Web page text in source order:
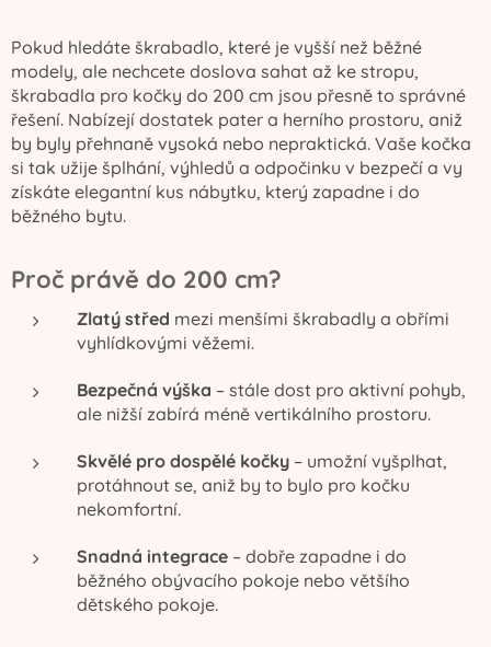
Pokud hledáte škrabadlo, které je vyšší než běžné
modely, ale nechcete doslova sahat až ke stropu,
škrabadla pro kočky do 200 cm jsou přesně to správné
řešení. Nabízejí dostatek pater a herního prostoru, aniž
by byly přehnaně vysoká nebo nepraktická. Vaše kočka
si tak užije šplhání, výhledů a odpočinku v bezpečí a vy
získáte elegantní kus nábytku, který zapadne i do
běžného bytu.
Proč právě do 200 cm?
Zlatý střed mezi menšími škrabadly a obřími
vyhlídkovými věžemi.
Bezpečná výška – stále dost pro aktivní pohyb,
ale nižší zabírá méně vertikálního prostoru.
Skvělé pro dospělé kočky – umožní vyšplhat,
protáhnout se, aniž by to bylo pro kočku
nekomfortní.
Snadná integrace – dobře zapadne i do
běžného obývacího pokoje nebo většího
dětského pokoje.